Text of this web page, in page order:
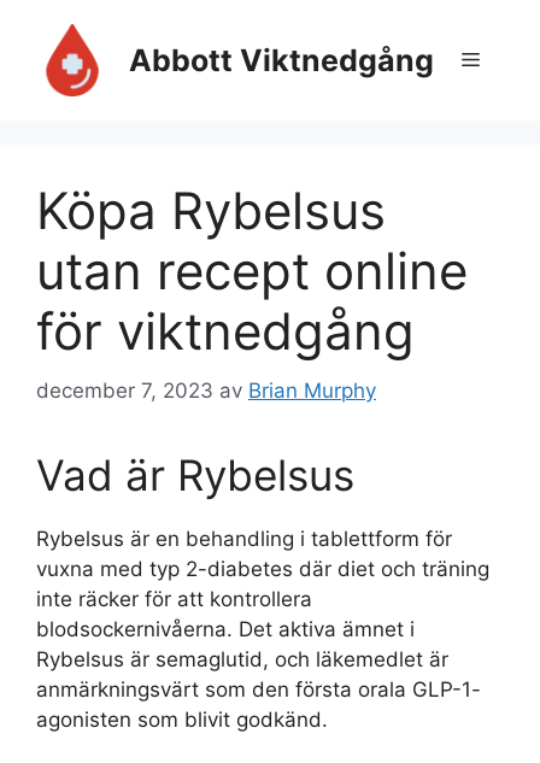
innehåll
Abbott Viktnedgång Meny
Köpa Rybelsus
utan recept online
för viktnedgång
december 7, 2023 av Brian Murphy
Vad är Rybelsus
Rybelsus är en behandling i tablettform för
vuxna med typ 2-diabetes där diet och träning
inte räcker för att kontrollera
blodsockernivåerna. Det aktiva ämnet i
Rybelsus är semaglutid, och läkemedlet är
anmärkningsvärt som den första orala GLP-1-
agonisten som blivit godkänd.